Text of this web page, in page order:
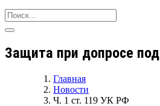
Защита при допросе
Главная
Новости
Ч. 1 ст. 119 УК РФ